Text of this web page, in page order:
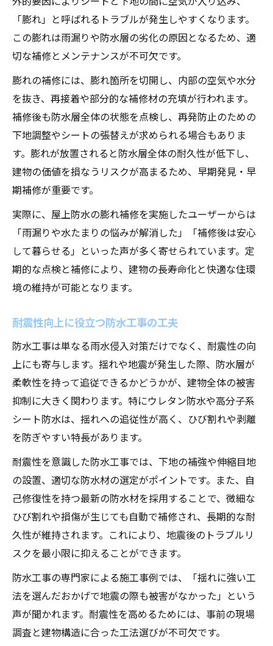
「膨れ」と呼ばれるトラブルが発生しやすくなります。
この膨れは雨漏りや防水層の劣化の原因となるため、適
切な補修とメンテナンスが不可欠です。
膨れの補修には、膨れ箇所を切開し、内部の空気や水分
を抜き、再接着や部分的な補修材の充填が行われます。
補修後も防水層全体の状態を点検し、再発防止のための
下地調整やシートの張替えが求められる場合もありま
す。膨れが放置されると防水層全体の耐久性が低下し、
建物の価値を損なうリスクが高まるため、早期発見・早
期補修が重要です。
実際に、屋上防水の膨れ補修を実施したユーザーからは
「雨漏りや水たまりの悩みが解消した」「補修後は安心
して暮らせる」といった声が多く寄せられています。定
期的な点検と補修により、建物の長寿命化と快適な住環
境の維持が可能となります。
耐震性向上に役立つ防水工事の工夫
防水工事は単なる雨水侵入対策だけでなく、耐震性の向
上にも寄与します。揺れや地震が発生した際、防水層が
柔軟性を持って追従できるかどうかが、建物全体の被害
抑制に大きく関わります。特にウレタン防水や高分子系
シート防水は、揺れへの追従性が高く、ひび割れや剥離
を防ぎやすい特長があります。
耐震性を意識した防水工事では、下地の補強や伸縮目地
の設置、適切な防水材の選定がポイントです。また、自
己修復性を持つ最新の防水材を採用することで、微細な
ひび割れや損傷が生じても自動で補修され、長期的な耐
久性が維持されます。これにより、地震後のトラブルリ
スクを最小限に抑えることができます。
防水工事の専門家による施工事例では、「揺れに強い工
法を選んだおかげで地震の際も被害がなかった」という
声が聞かれます。耐震性を高めるためには、事前の現場
調査と建物構造に合った工法選びが不可欠です。